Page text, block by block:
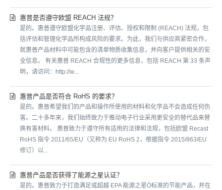
惠普是否遵守欧盟 REACH 法规？
是的。惠普遵守欧盟化学品注册、评估、授权和限制 (REACH) 法规，包
括评估和管理化学品所构成风险的要求。为此，我们与供应商紧密合作，
就惠普产品材料中可能包含的清单物质收集信息，并向客户提供相关的安
全信息。 有关惠普 REACH 合规性的更多信息，包括 REACH 第 33 条声
明，请访问：http://w...
惠普产品是否符合 RoHS 的要求？
是的。惠普希望我们的产品和操作所使用的材料和化学品不会造成任何伤
害。二十多年来，我们始终致力于推动电子行业采用更安全的替代品来替
换有害材料。 惠普致力于遵守所有适用的法律和法规，包括欧盟 Recast
RoHS 指令 2011/65/EU（又称为 EU RoHS 2，根据指令 2015/863/EU
修订）以...
惠普产品是否获得了能源之星认证？
是的。惠普致力于打造满足或超越 EPA 能源之星Ò标准的节能产品，并在